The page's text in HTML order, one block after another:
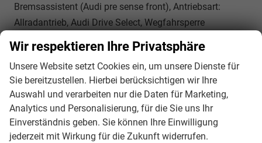
Bremsassistent (Audi pre sense front), Antriebsart:
Allradantrieb, Audi Drive Select, Wegfahrsperre
Doppelkupplungsgetriebe S-tronic, Airbag Beifahrerseite
abschaltbar, Airbag Fahrer-/Beifahrerseite, Kopf-Airbag-
System (Sideguard), Rücksitzlehne geteilt/klappbar,
verschiebbar (40:20:40), Seitenairbag vorn, Seitenairbag
vorn mitte (Interaktionsairbag), Gepäckraumklappe
elektr. betätigt (öffnen + schliessen), Fahrassistenz-
Wir respektieren Ihre Privatsphäre
Unsere Website setzt Cookies ein, um unsere Dienste für
Sie bereitzustellen. Hierbei berücksichtigen wir Ihre
Auswahl und verarbeiten nur die Daten für Marketing,
Analytics und Personalisierung, für die Sie uns Ihr
Einverständnis geben. Sie können Ihre Einwilligung
jederzeit mit Wirkung für die Zukunft widerrufen.